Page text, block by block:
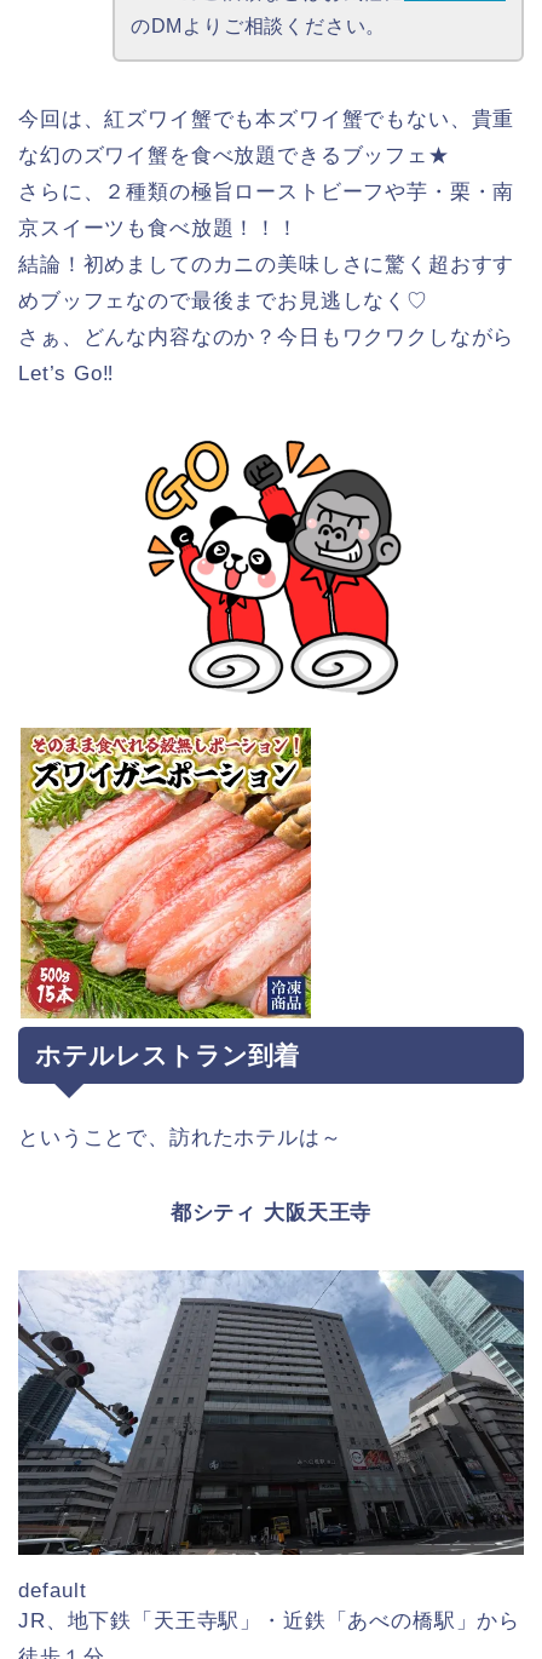
のDMよりご相談ください。
今回は、紅ズワイ蟹でも本ズワイ蟹でもない、貴重
な幻のズワイ蟹を食べ放題できるブッフェ★
さらに、２種類の極旨ローストビーフや芋・栗・南
京スイーツも食べ放題！！！
結論！初めましてのカニの美味しさに驚く超おすす
めブッフェなので最後までお見逃しなく♡
さぁ、どんな内容なのか？今日もワクワクしながら
Let’s Go‼
ホテルレストラン到着
ということで、訪れたホテルは～
都シティ 大阪天王寺
default
JR、地下鉄「天王寺駅」・近鉄「あべの橋駅」から